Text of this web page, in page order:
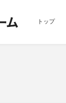
トップ